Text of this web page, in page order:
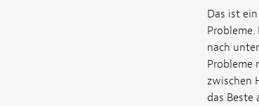
Das ist
nach
Probleme
zwischen
das